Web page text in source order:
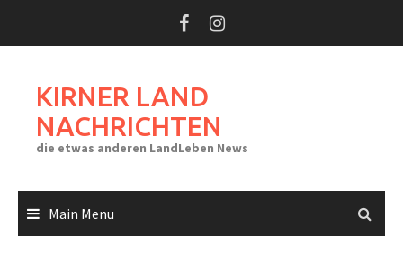
KIRNER LAND
NACHRICHTEN
die etwas anderen LandLeben News
Main Menu